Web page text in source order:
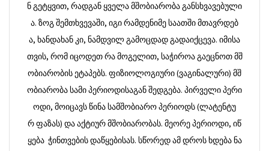
ნგეტყვით, რადგანყველამშობიარობაგანსხვავებული
ა. ზოგშემთხვევაში, იგირამდენიმესაათშიმთავრდებ
ა, ხანდახანკი, ნამდვილგამოცდადგადაიქცევა. იმისა
თვის, რომიცოდეთრამოგელით, საჭიროაგაეცნოთმშ
ობიარობისეტაპებს. ფიზიოლოგიური(ვაგინალური) მშ
ობიარობასამიპერიოდისაგანშედგება. პირველიპერი
ოდი, მოიცავსწინასამშობიაროპერიოდს(ლატენტუ
რფაზას) დააქტიურმშობიარობას. მეორეპერიოდი, იწ
ყება ჭინთვებისდაწყებისას. სწორედამდროსხდებანა